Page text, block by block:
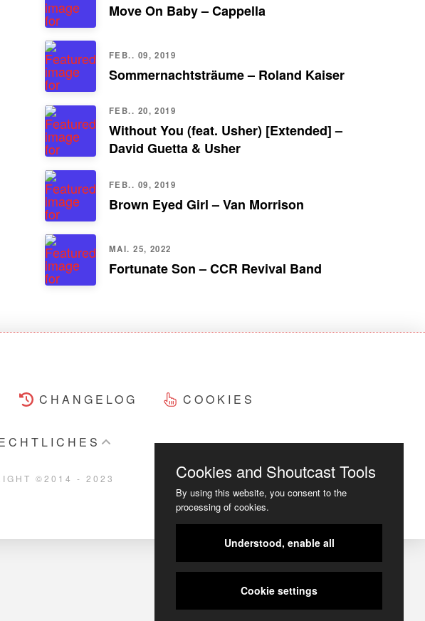
Move On Baby – Cappella
FEB.. 09, 2019
Sommernachtsträume – Roland Kaiser
FEB.. 20, 2019
Without You (feat. Usher) [Extended] –
David Guetta & Usher
FEB.. 09, 2019
Brown Eyed Girl – Van Morrison
MAI. 25, 2022
Fortunate Son – CCR Revival Band
CHANGELOG COOKIES
©2014 - 2023 Cookies and Shoutcast Tools
By using this website, you consent to the
processing of cookies.
Understood, enable all
Cookie settings